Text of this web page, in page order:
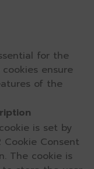
for the
ensure
of the
is set by
Cookie Consent
The cookie is